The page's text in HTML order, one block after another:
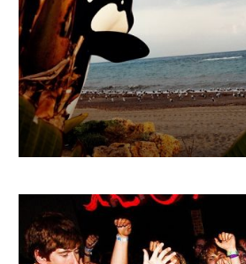
740.00–€1 526.36